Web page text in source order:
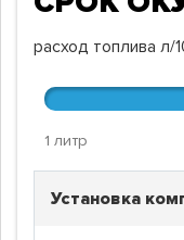
расход топлива л/
1 литр
Установка